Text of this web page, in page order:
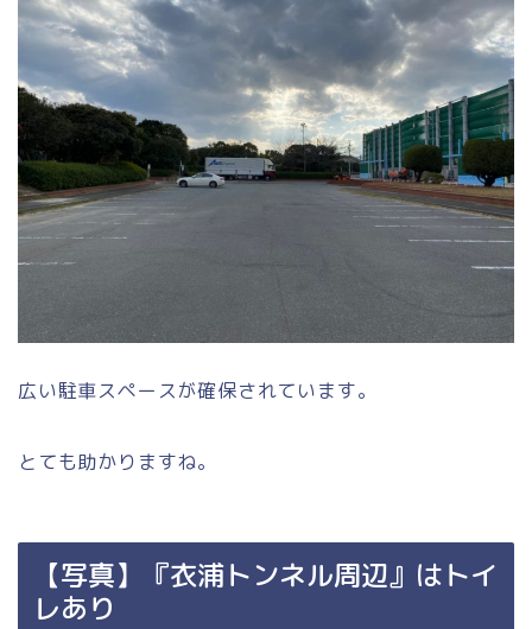
広い駐車スペースが確保されています。
とても助かりますね。
【写真】『衣浦トンネル周辺』はトイ
レあり